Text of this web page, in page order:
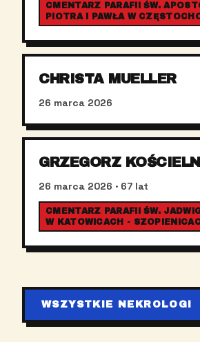
CMENTARZ PARAFII ŚW.
PIOTRA I PAWŁA W
CHRISTA MUELLER
26 marca 2026
GRZEGORZ
26 marca 2026 · 67 lat
CMENTARZ PARAFII ŚW.
W KATOWICACH -
WSZYSTKIE NEKROLOGI